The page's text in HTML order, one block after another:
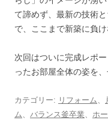
て諦めず、最新の技術
で、ここまで新築に負
次回はついに完成レポ
ったお部屋全体の姿を
カテゴリー: リフォーム
ム
バランス釜卒業 ホ